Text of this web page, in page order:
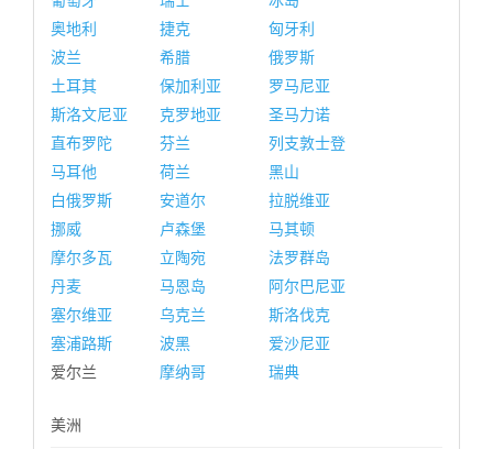
奥地利
捷克
匈牙利
波兰
希腊
俄罗斯
土耳其
保加利亚
罗马尼亚
斯洛文尼亚
克罗地亚
圣马力诺
直布罗陀
芬兰
列支敦士登
马耳他
荷兰
黑山
白俄罗斯
安道尔
拉脱维亚
挪威
卢森堡
马其顿
摩尔多瓦
立陶宛
法罗群岛
丹麦
马恩岛
阿尔巴尼亚
塞尔维亚
乌克兰
斯洛伐克
塞浦路斯
波黑
爱沙尼亚
爱尔兰
摩纳哥 瑞典
美洲